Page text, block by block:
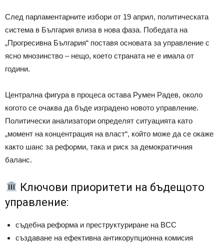
След парламентарните избори от 19 април, политическата
система в България влиза в нова фаза. Победата на
„Прогресивна България“ поставя основата за управление с
ясно мнозинство – нещо, което страната не е имала от
години.
Централна фигура в процеса остава Румен Радев, около
когото се очаква да бъде изградено новото управление.
Политически анализатори определят ситуацията като
„момент на концентрация на власт“, който може да се окаже
както шанс за реформи, така и риск за демократичния
баланс.
Ключови приоритети на бъдещото
управление:
съдебна реформа и преструктуриране на ВСС
създаване на ефективна антикорупционна комисия